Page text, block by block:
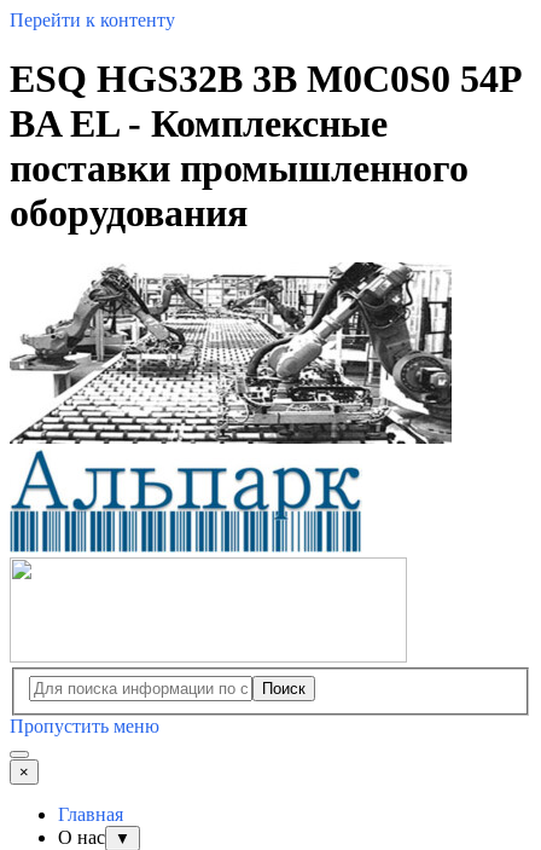
Перейти к контенту
ESQ HGS32B 3B M0C0S0 54P
BA EL - Комплексные
поставки промышленного
оборудования
Поиск
Пропустить меню
×
Главная
О нас
▼